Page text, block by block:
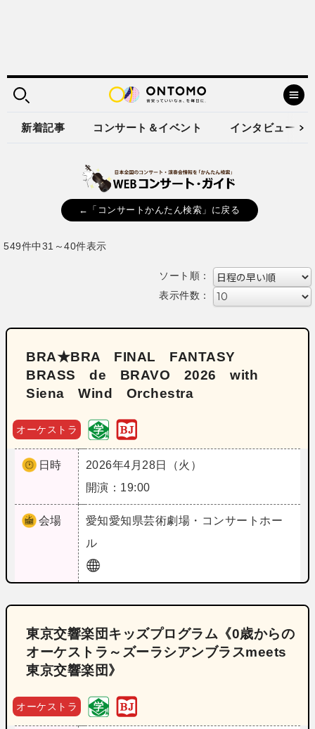
新着記事 コンサート＆イベント インタビュー
←「コンサートかんたん検索」に戻る
549件中31～40件表示
ソート順：
表示件数：
BRA★BRA FINAL FANTASY
BRASS de BRAVO 2026 with
Siena Wind Orchestra
オーケストラ
日時
2026年4月28日（火）
開演：19:00
会場 愛知愛知県芸術劇場・コンサートホー
ル
東京交響楽団キッズプログラム《0歳からの
オーケストラ～ズーラシアンブラスmeets
東京交響楽団》
オーケストラ